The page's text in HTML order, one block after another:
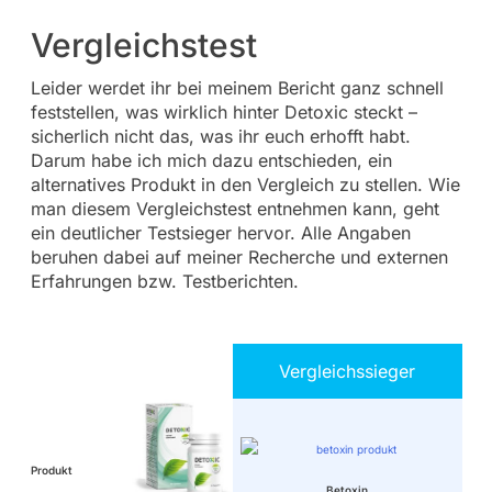
Vergleichstest
Leider werdet ihr bei meinem Bericht ganz schnell
feststellen, was wirklich hinter Detoxic steckt –
sicherlich nicht das, was ihr euch erhofft habt.
Darum habe ich mich dazu entschieden, ein
alternatives Produkt in den Vergleich zu stellen. Wie
man diesem Vergleichstest entnehmen kann, geht
ein deutlicher Testsieger hervor. Alle Angaben
beruhen dabei auf meiner Recherche und externen
Erfahrungen bzw. Testberichten.
Vergleichssieger
Produkt